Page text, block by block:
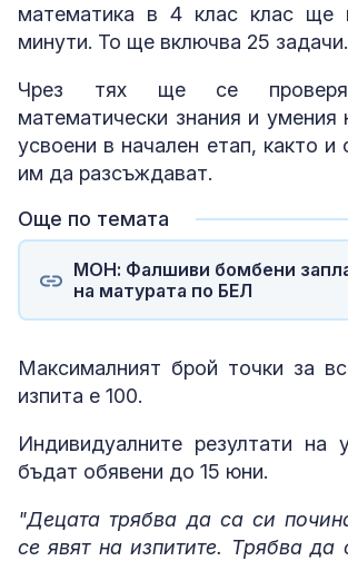
математика в 4 клас клас ще
минути. То ще включва 25 задачи.
Чрез тях ще се
математически знания и умения
усвоени в начален етап, както и
им да разсъждават.
Още по темата
МОН: Фалшиви бомбени
на матурата по БЕЛ
Максималният брой точки за
изпита е 100.
Индивидуалните резултати на
бъдат обявени до 15 юни.
"Децата трябва да са си
се явят на изпитите. Трябва да